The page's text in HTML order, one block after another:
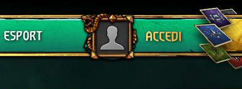
ESPORT ACCEDI
Esci